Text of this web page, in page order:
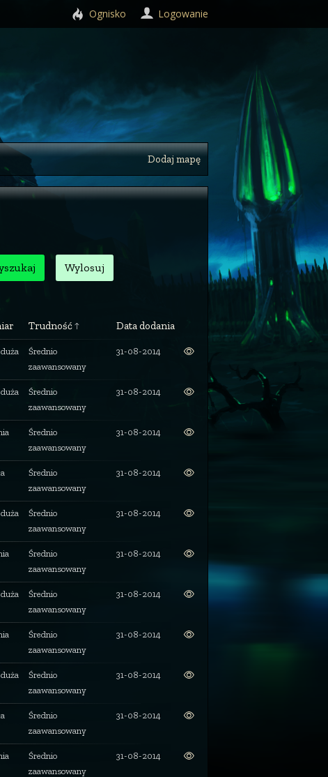
Dodaj mapę
Wylosuj
Trudność Data dodania
Średnio
zaawansowany
31-08-2014
Średnio
zaawansowany
31-08-2014
Średnio
zaawansowany
31-08-2014
Średnio
zaawansowany
31-08-2014
Średnio
zaawansowany
31-08-2014
Średnio
zaawansowany
31-08-2014
Średnio
zaawansowany
31-08-2014
Średnio
zaawansowany
31-08-2014
Średnio
zaawansowany
31-08-2014
Średnio
zaawansowany
31-08-2014
Średnio
zaawansowany
31-08-2014
Ognisko Logowanie